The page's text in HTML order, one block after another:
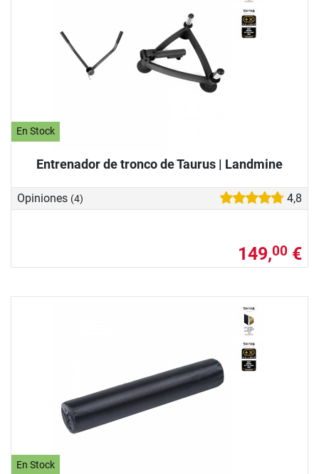
En Stock
Entrenador de tronco de Taurus | Landmine
Opiniones (4) 4,8
149,00 €
En Stock